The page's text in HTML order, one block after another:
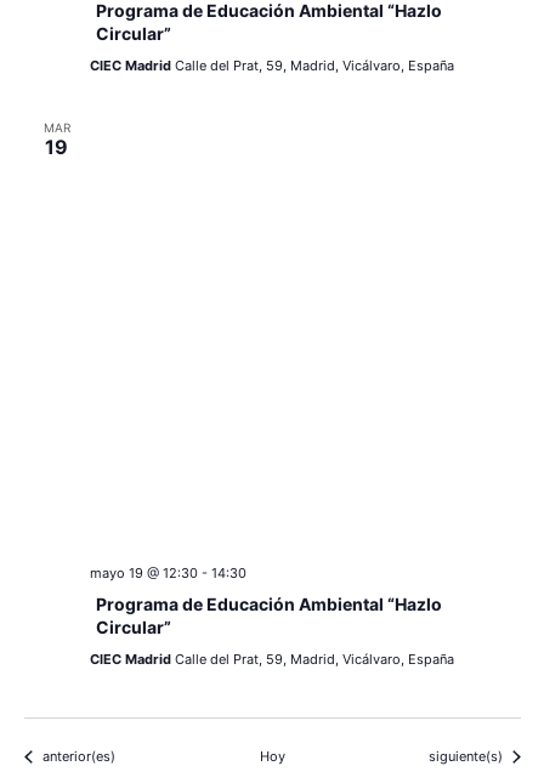
Programa de Educación Ambiental “Hazlo
Circular”
CIEC Madrid Calle del Prat, 59, Madrid, Vicálvaro, España
MAR
19
mayo 19 @ 12:30- 14:30
Programa de Educación Ambiental “Hazlo
Circular”
CIEC Madrid Calle del Prat, 59, Madrid, Vicálvaro, España
Eventos
anterior(es) Hoy Eventos
siguiente(s)